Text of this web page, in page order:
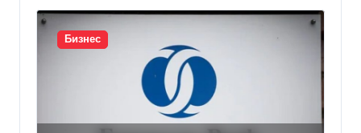
Бизнес